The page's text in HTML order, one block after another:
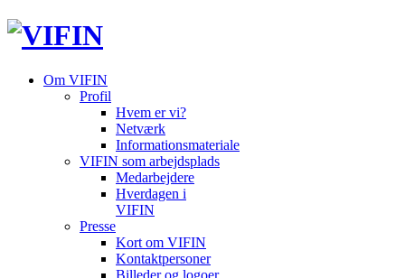
Om VIFIN
Profil
Hvem er vi?
Netværk
Informationsmateriale
VIFIN som arbejdsplads
Medarbejdere
Hverdagen i
VIFIN
Presse
Kort om VIFIN
Kontaktpersoner
Billeder og logoer